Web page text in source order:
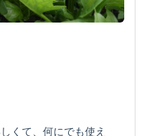
くて、何にでも使え